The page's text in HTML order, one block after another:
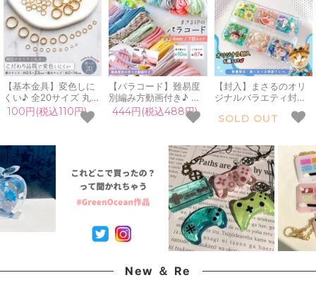
【基本金具】変色しに
くい♪ 全20サイズ 丸カ
ン 韓国製 こだわり品質
リング マルカン きれい
基礎 材料 ハンドメイド
資材 《選べる20種》
100円(税込110円)
【パラコード】難易度
別編み方動画付き♪ ま
さる印のパラコード
10m 7m 4mm 7芯 カラ
プ キーホルダー 手芸
ハンドメイド 《選べる
87種》
444円(税込488円)
【封入】まさるのオリ
ジナルバラエティ封入6
種セット 第7弾 保護猫
支援 夏休み レジン 封
GreenOceanオリジナ
ル♪
SOLD OUT
New ＆ Re